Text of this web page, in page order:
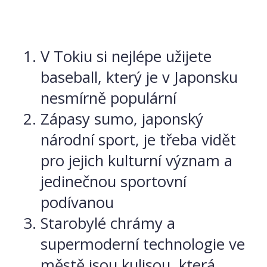
V Tokiu si nejlépe užijete
baseball, který je v Japonsku
nesmírně populární
Zápasy sumo, japonský
národní sport, je třeba vidět
pro jejich kulturní význam a
jedinečnou sportovní
podívanou
Starobylé chrámy a
supermoderní technologie ve